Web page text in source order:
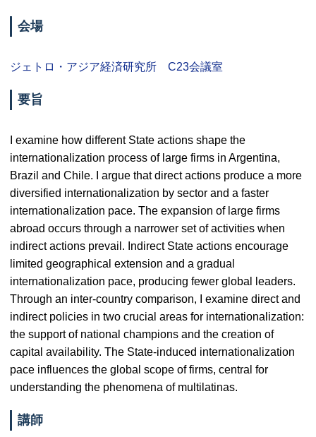
会場
ジェトロ・アジア経済研究所 C23会議室
要旨
I examine how different State actions shape the
internationalization process of large firms in Argentina,
Brazil and Chile. I argue that direct actions produce a more
diversified internationalization by sector and a faster
internationalization pace. The expansion of large firms
abroad occurs through a narrower set of activities when
indirect actions prevail. Indirect State actions encourage
limited geographical extension and a gradual
internationalization pace, producing fewer global leaders.
Through an inter-country comparison, I examine direct and
indirect policies in two crucial areas for internationalization:
the support of national champions and the creation of
capital availability. The State-induced internationalization
pace influences the global scope of firms, central for
understanding the phenomena of multilatinas.
講師